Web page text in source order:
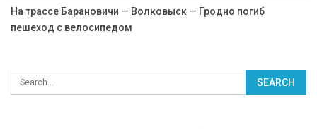
На трассе Барановичи — Волковыск — Гродно погиб
пешеход с велосипедом